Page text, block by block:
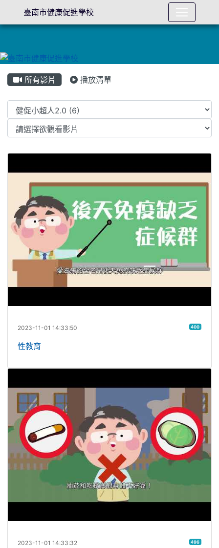
所有影片 播放清單
Video List
400
2023-11-01 14:33:50
性教育
496
2023-11-01 14:33:32
臺南市健康促進學校